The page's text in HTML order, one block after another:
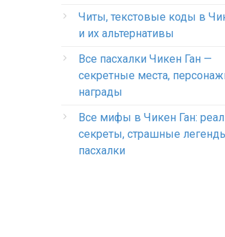
Читы, текстовые коды в
и их альтернативы
Все пасхалки Чикен Ган —
секретные места,
награды
Все мифы в Чикен Ган:
секреты, страшные
пасхалки